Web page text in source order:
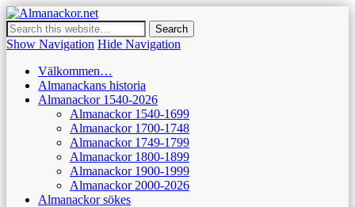
Dedikerad den enkla, häftade och skurna almanackan 1540-2026
Show Navigation Hide Navigation
Välkommen…
Almanackans historia
Almanackor 1540-2026
Almanackor 1540-1699
Almanackor 1700-1748
Almanackor 1749-1799
Almanackor 1800-1899
Almanackor 1900-1999
Almanackor 2000-2026
Almanackor sökes